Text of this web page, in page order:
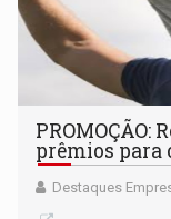
prêmios para
Destaques